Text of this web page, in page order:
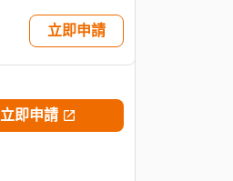
立即申請
立即申請 